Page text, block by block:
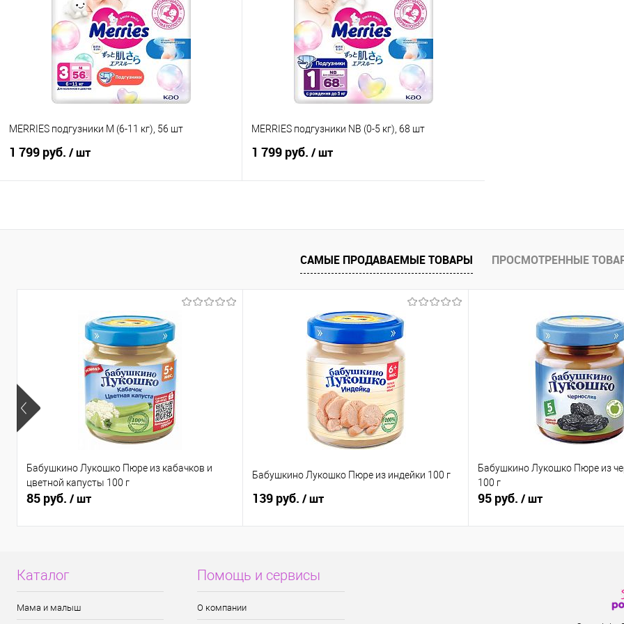
Купить в 1 клик
Сравнение
В избранное
В наличии
Купить в 1 клик
Сравнение
В избранное
В наличии
MERRIES подгузники M (6-11 кг), 56 шт
1 799 руб. / шт
MERRIES подгузники NB (0-5 кг), 68 шт
1 799 руб. / шт
САМЫЕ ПРОДАВАЕМЫЕ ТОВАРЫ ПРОСМОТРЕННЫЕ
Бабушкино Лукошко Пюре из кабачков и
цветной капусты 100 г
85 руб. / шт
Бабушкино Лукошко Пюре из индейки 100 г
139 руб. / шт
Бабушкино Лукошко Пюре из
100 г
95 руб. / шт
Каталог
Мама и малыш
Помощь и сервисы
О компании